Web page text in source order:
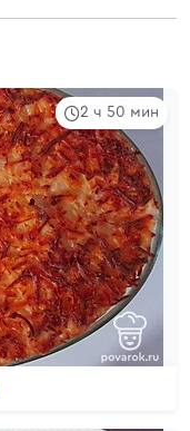
2 ч 50 мин